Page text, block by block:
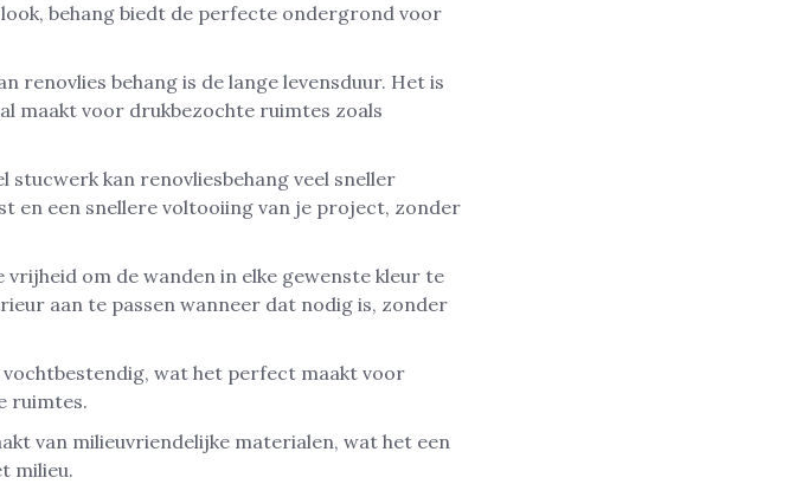
behang biedt de perfecte ondergrond voor
renovlies behang is de lange levensduur. Het is
maakt voor drukbezochte ruimtes zoals
kan renovliesbehang veel sneller
en een snellere voltooiing van je project, zonder
vrijheid om de wanden in elke gewenste kleur te
aan te passen wanneer dat nodig is, zonder
vochtbestendig, wat het perfect maakt voor
ruimtes.
van milieuvriendelijke materialen, wat het een
milieu.